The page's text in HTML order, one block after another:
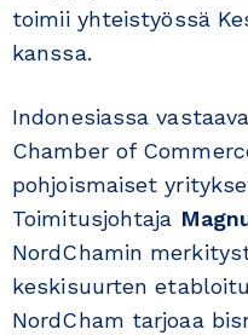
toimii yhteistyössä
kanssa.
Indonesiassa
Chamber of
pohjoismaiset
Toimitusjohtaja
NordChamin
keskisuurten
NordCham tarjoaa